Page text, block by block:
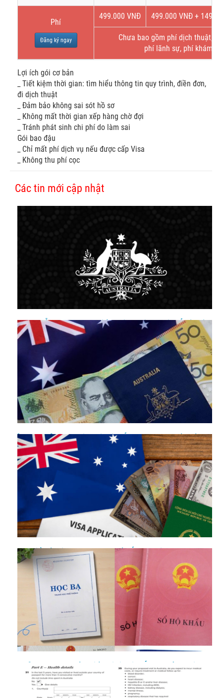
Phí
Đăng ký ngay
499.000 VNĐ 499.000 VNĐ + 149$
Chưa bao gồm phí dịch thuật,
phí lãnh sự, phí khám
Lợi ích gói cơ bản
_ Tiết kiệm thời gian: tìm hiểu thông tin quy trình, điền đơn,
đi dịch thuật
_ Đảm bảo không sai sót hồ sơ
_ Không mất thời gian xếp hàng chờ đợi
_ Tránh phát sinh chi phí do làm sai
Gói bao đậu
_ Chỉ mất phí dịch vụ nếu được cấp Visa
_ Không thu phí cọc
Các tin mới cập nhật
Hướng dẫn cập nhật hộ chiếu mới cho visa du lịch Úc (600)
[Mách bạn] Kinh nghiệm xin visa Úc thành công từ lần đầu
tiên
Tìm hiểu về Visa lao động 400 của Úc và thời hạn lưu trú là
bao lâu?
5 điều quan trọng cần biết khi xin Visa Úc cho trẻ em diện
du lịch